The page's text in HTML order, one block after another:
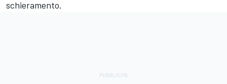
schieramento.